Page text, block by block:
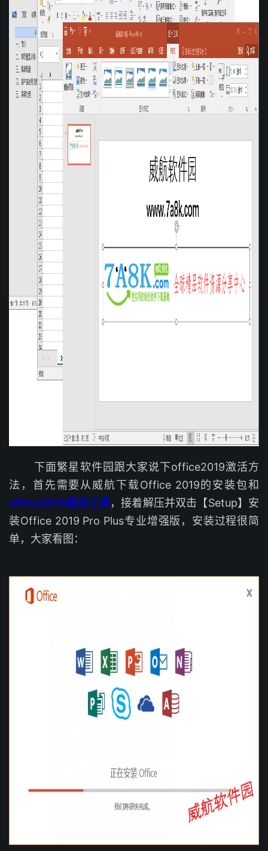
下面繁星软件园跟大家说下office2019激活方
法，首先需要从威航下载Office 2019的安装包和
office2019激活工具，接着解压并双击【Setup】安
装Office 2019 Pro Plus专业增强版，安装过程很简
单，大家看图：